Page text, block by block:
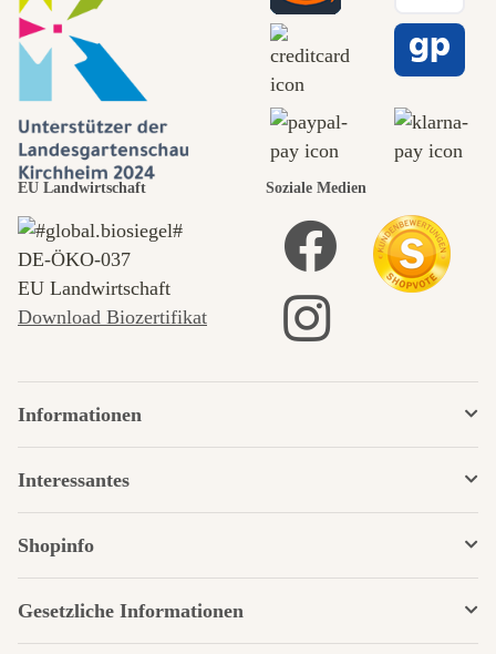
EU Landwirtschaft
DE‑ÖKO‑037
EU Landwirtschaft
Download Biozertifikat
Soziale Medien
Informationen
Interessantes
Shopinfo
Gesetzliche Informationen